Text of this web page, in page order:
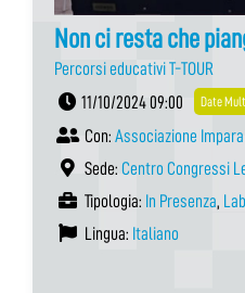
Non ci resta che
Percorsi educativi T-TOUR
11/10/2024 09:00
Date
Con: Associazione
Sede: Centro Congressi
Tipologia: In Presenza,
Lingua: Italiano